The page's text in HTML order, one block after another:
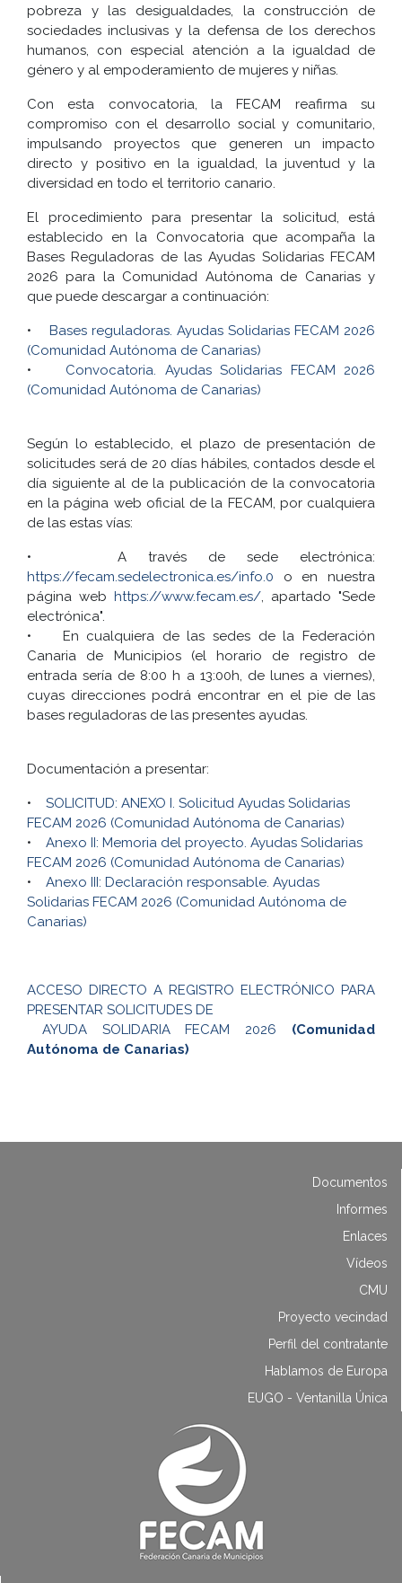
pobreza y las desigualdades, la construcción de
sociedades inclusivas y la defensa de los derechos
humanos, con especial atención a la igualdad de
género y al empoderamiento de mujeres y niñas.
Con esta convocatoria, la FECAM reafirma su
compromiso con el desarrollo social y comunitario,
impulsando proyectos que generen un impacto
directo y positivo en la igualdad, la juventud y la
diversidad en todo el territorio canario.
El procedimiento para presentar la solicitud, está
establecido en la Convocatoria que acompaña la
Bases Reguladoras de las Ayudas Solidarias FECAM
2026 para la Comunidad Autónoma de Canarias y
que puede descargar a continuación:
• Bases reguladoras. Ayudas Solidarias FECAM 2026
(Comunidad Autónoma de Canarias)
• Convocatoria. Ayudas Solidarias FECAM 2026
(Comunidad Autónoma de Canarias)
Según lo establecido, el plazo de presentación de
solicitudes será de 20 días hábiles, contados desde el
día siguiente al de la publicación de la convocatoria
en la página web oficial de la FECAM, por cualquiera
de las estas vías:
• A través de sede electrónica:
https://fecam.sedelectronica.es/info.0 o en nuestra
página web https://www.fecam.es/, apartado "Sede
electrónica".
• En cualquiera de las sedes de la Federación
Canaria de Municipios (el horario de registro de
entrada sería de 8:00 h a 13:00h, de lunes a viernes),
cuyas direcciones podrá encontrar en el pie de las
bases reguladoras de las presentes ayudas.
Documentación a presentar:
• SOLICITUD: ANEXO I. Solicitud Ayudas Solidarias
FECAM 2026 (Comunidad Autónoma de Canarias)
• Anexo II: Memoria del proyecto. Ayudas Solidarias
FECAM 2026 (Comunidad Autónoma de Canarias)
• Anexo III: Declaración responsable. Ayudas
Solidarias FECAM 2026 (Comunidad Autónoma de
Canarias)
ACCESO DIRECTO A REGISTRO ELECTRÓNICO PARA
PRESENTAR SOLICITUDES DE
AYUDA SOLIDARIA FECAM 2026 (Comunidad
Autónoma de Canarias)
Documentos
Informes
Enlaces
Vídeos
CMU
Proyecto vecindad
Perfil del contratante
Hablamos de Europa
EUGO - Ventanilla Única